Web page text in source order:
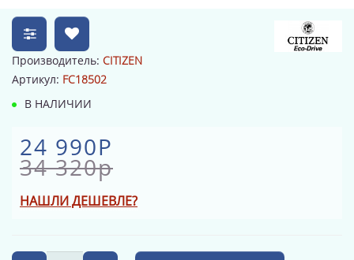
Производитель: CITIZEN
Артикул: FC18502
В НАЛИЧИИ
24 990Р
34 320р
НАШЛИ ДЕШЕВЛЕ?